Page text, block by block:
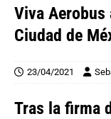
Viva Aerobus
Ciudad de
23/04/2021
Tras la firma